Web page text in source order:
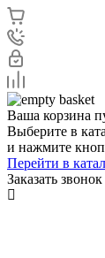
Ваша корзина
Выберите в
и нажмите
Перейти в
Заказать звонок